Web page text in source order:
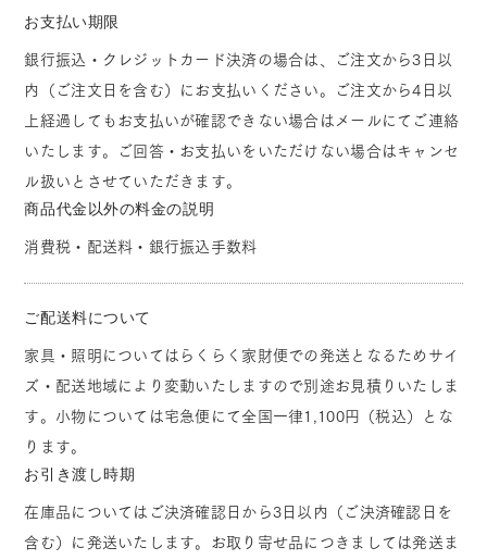
お支払い期限
銀行振込・クレジットカード決済の場合は、ご注文から3日以
内（ご注文日を含む）にお支払いください。ご注文から4日以
上経過してもお支払いが確認できない場合はメールにてご連絡
いたします。ご回答・お支払いをいただけない場合はキャンセ
ル扱いとさせていただきます。
商品代金以外の料金の説明
消費税・配送料・銀行振込手数料
ご配送料について
家具・照明についてはらくらく家財便での発送となるためサイ
ズ・配送地域により変動いたしますので別途お見積りいたしま
す。小物については宅急便にて全国一律1,100円（税込）とな
ります。
お引き渡し時期
在庫品についてはご決済確認日から3日以内（ご決済確認日を
含む）に発送いたします。お取り寄せ品につきましては発送ま